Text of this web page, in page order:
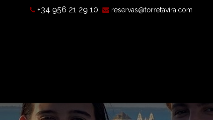
+34 956 21 29 10 reservas@torretavira.com